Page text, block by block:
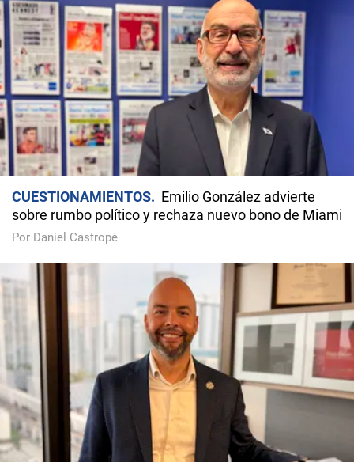
CUESTIONAMIENTOS
Emilio González advierte
sobre rumbo político y rechaza nuevo bono de Miami
Por Daniel Castropé